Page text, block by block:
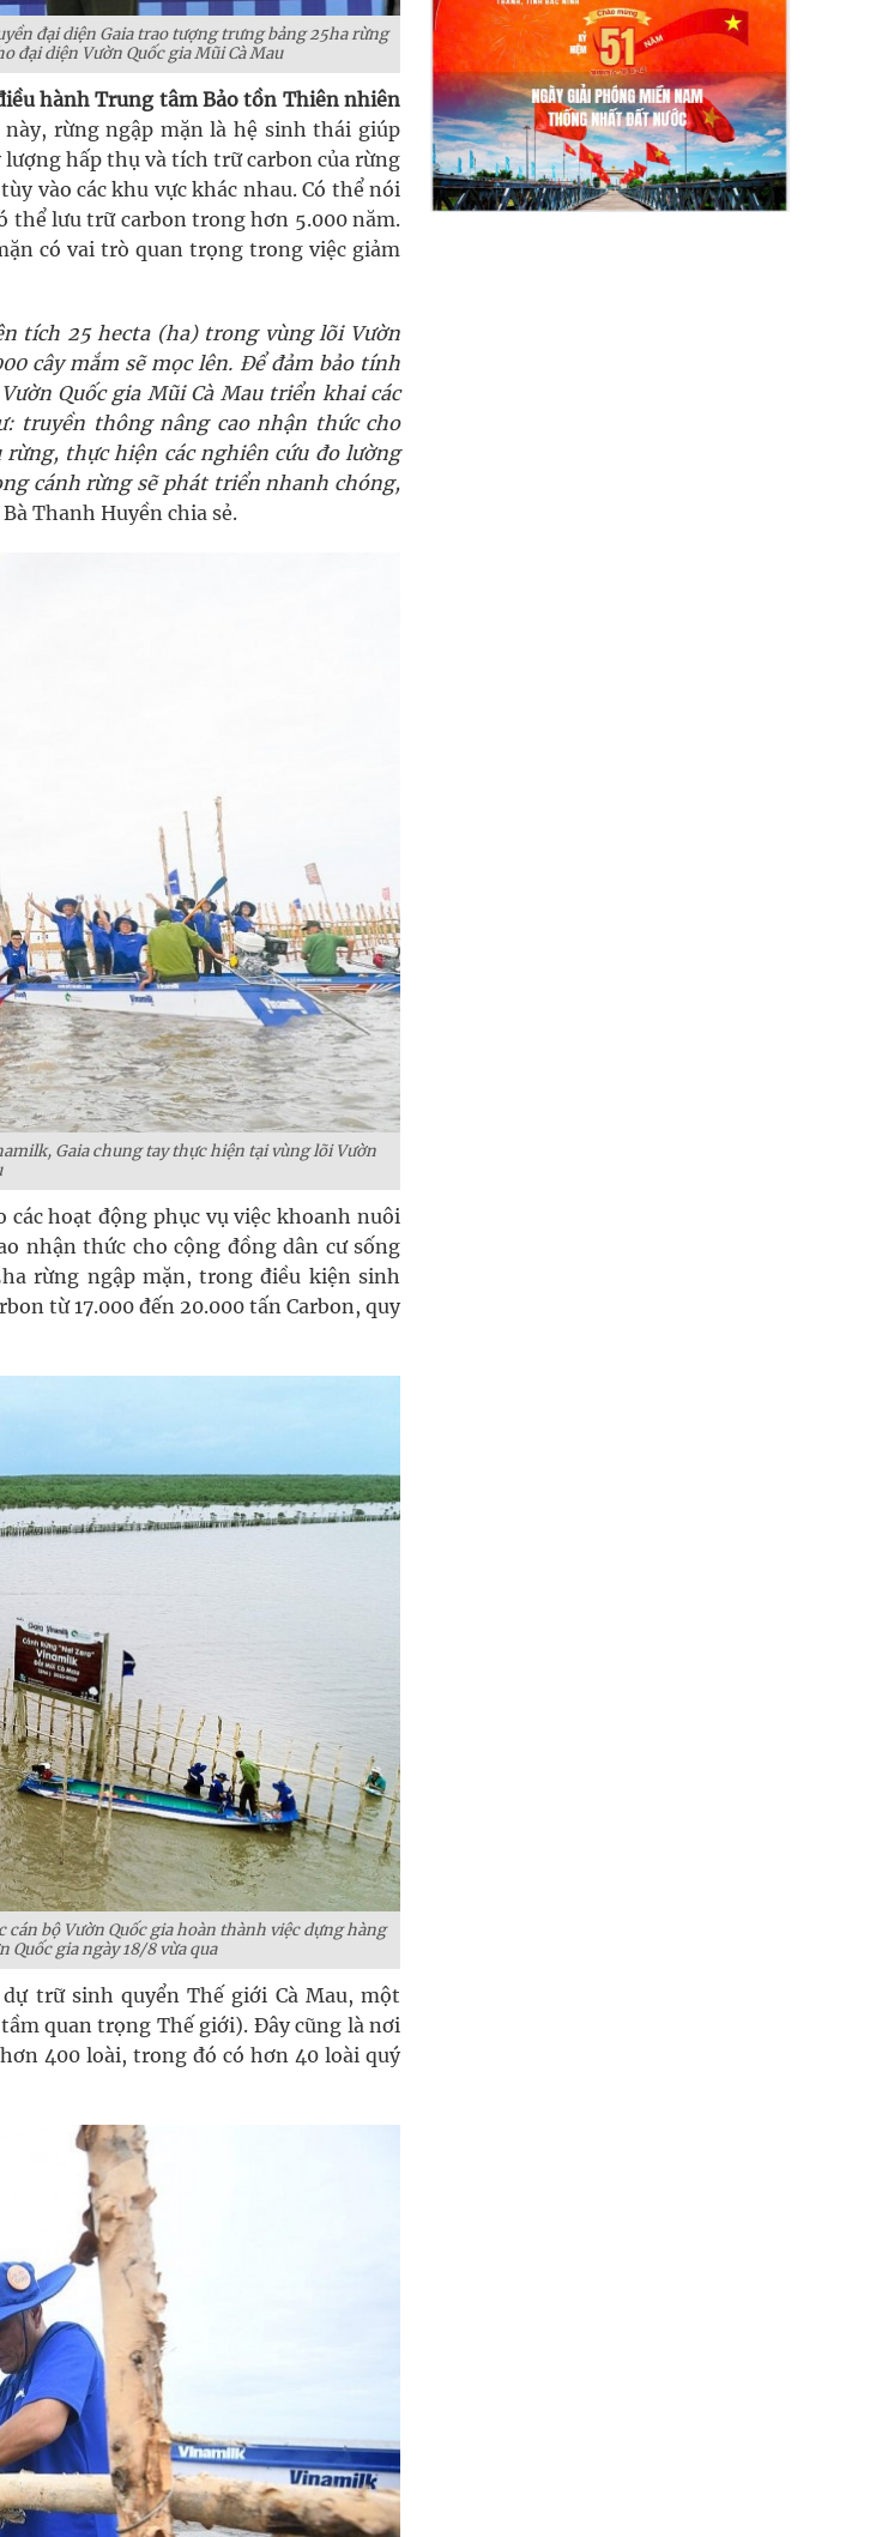
đại diện Gaia trao tượng trưng bảng 25ha rừng
đại diện Vườn Quốc gia Mũi Cà Mau
hành Trung tâm Bảo tồn Thiên nhiên
rừng ngập mặn là hệ sinh thái giúp
hấp thụ và tích trữ carbon của rừng
vào các khu vực khác nhau. Có thể nói
thể lưu trữ carbon trong hơn 5.000 năm.
có vai trò quan trọng trong việc giảm
tích 25 hecta (ha) trong vùng lõi Vườn
cây mắm sẽ mọc lên. Để đảm bảo tính
Quốc gia Mũi Cà Mau triển khai các
truyền thông nâng cao nhận thức cho
thực hiện các nghiên cứu đo lường
cánh rừng sẽ phát triển nhanh chóng,
Thanh Huyền chia sẻ.
Gaia chung tay thực hiện tại vùng lõi Vườn
hoạt động phục vụ việc khoanh nuôi
nhận thức cho cộng đồng dân cư sống
rừng ngập mặn, trong điều kiện sinh
từ 17.000 đến 20.000 tấn Carbon, quy
bộ Vườn Quốc gia hoàn thành việc dựng hàng
gia ngày 18/8 vừa qua
trữ sinh quyển Thế giới Cà Mau, một
quan trọng Thế giới). Đây cũng là nơi
400 loài, trong đó có hơn 40 loài quý